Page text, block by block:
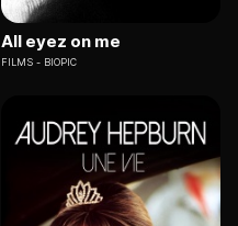
All eyez on me
FILMS BIOPIC